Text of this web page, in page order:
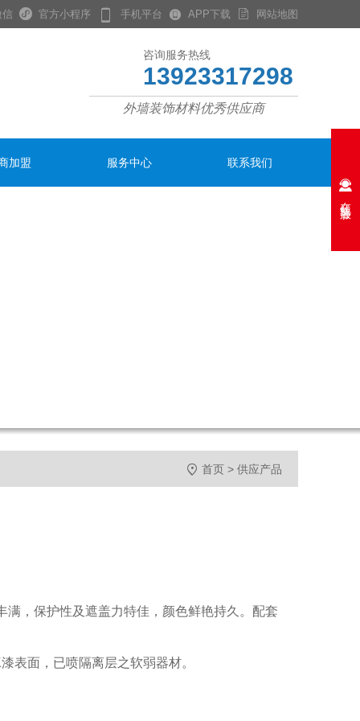
 官方小程序  手机平台  APP下载  网站地图
咨询服务热线
13923317298
外墙装饰材料优秀供应商
加盟 服务中心 联系我们
 首页 > 供应产品
，保护性及遮盖力特佳，颜色鲜艳持久。配套
表面，已喷隔离层之软弱器材。
